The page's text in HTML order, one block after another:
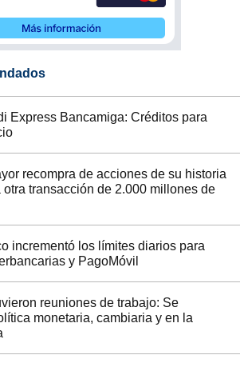
Express Bancamiga: Créditos para
recompra de acciones de su historia
otra transacción de 2.000 millones de
incrementó los límites diarios para
y PagoMóvil
reuniones de trabajo: Se
monetaria, cambiaria y en la